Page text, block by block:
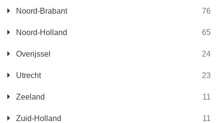
Noord-Brabant 76
Noord-Holland 65
Overijssel 24
Utrecht 23
Zeeland 11
Zuid-Holland 11